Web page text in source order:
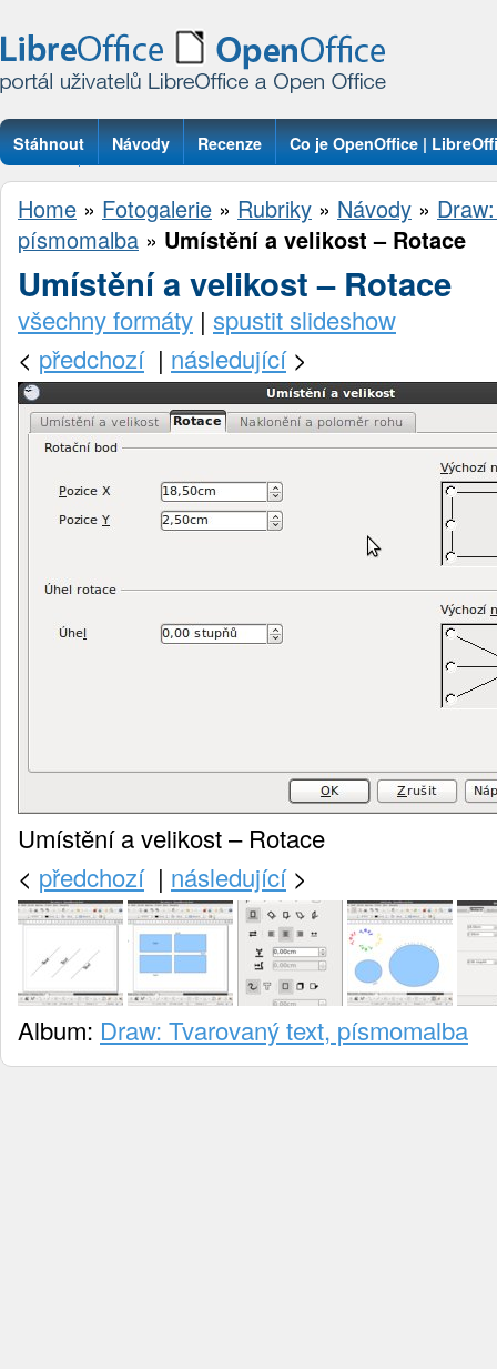
Stáhnout Návody Recenze Co je OpenOffice |
Otázky
Home » Fotogalerie » Rubriky » Návody »
písmomalba » Umístění a velikost – Rotace
Umístění a velikost – Rotace
všechny formáty | spustit slideshow
< předchozí| následující>
Umístění a velikost – Rotace
< předchozí| následující>
Album: Draw: Tvarovaný text, písmomalba